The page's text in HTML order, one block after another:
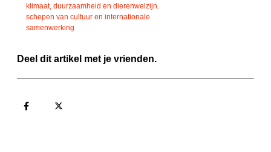
klimaat, duurzaamheid en dierenwelzijn.
schepen van cultuur en internationale
samenwerking
Deel dit artikel met je vrienden.